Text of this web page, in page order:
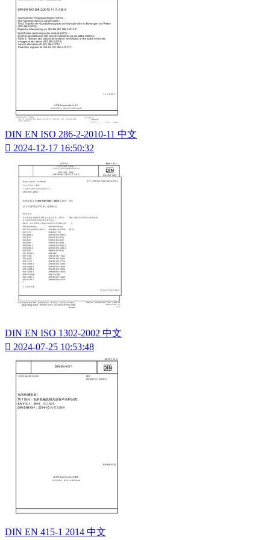
DIN EN ISO 286-2-2010-11 中文
 2024-12-17 16:50:32
DIN EN ISO 1302-2002 中文
 2024-07-25 10:53:48
DIN EN 415-1 2014 中文